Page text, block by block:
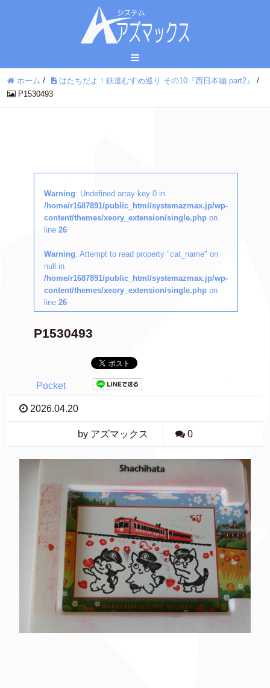
ホーム / はたちだよ！鉄道むすめ巡り その10『西日本編 part2』
/
P1530493
Warning: Undefined array key 0 in
/home/r1687891/public_html/systemazmax.jp/wp-
content/themes/xeory_extension/single.php on
line 26
Warning: Attempt to read property "cat_name" on
null in
/home/r1687891/public_html/systemazmax.jp/wp-
content/themes/xeory_extension/single.php on
line 26
P1530493
Pocket
2026.04.20
by アズマックス 0